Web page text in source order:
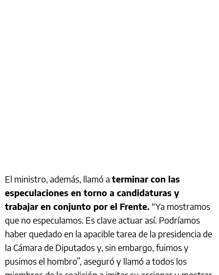
El ministro, además, llamó a terminar con las
especulaciones en torno a candidaturas y
trabajar en conjunto por el Frente. “Ya mostramos
que no especulamos. Es clave actuar así. Podríamos
haber quedado en la apacible tarea de la presidencia de
la Cámara de Diputados y, sin embargo, fuimos y
pusimos el hombro”, aseguró y llamó a todos los